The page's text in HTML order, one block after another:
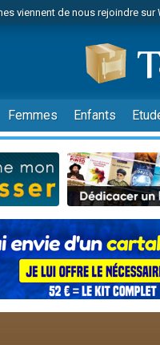
viennent de nous rejoindre sur
viennent de faire un don
viennent de demander une
viennent de nous rejoindre sur
49 places pour étudier en
viennent de faire un don
donner son Maasser
viennent de nous rejoindre sur
viennent de nous rejoindre sur
viennent de faire un don
de donner son Maasser
viennent de demander une
Femmes Enfants